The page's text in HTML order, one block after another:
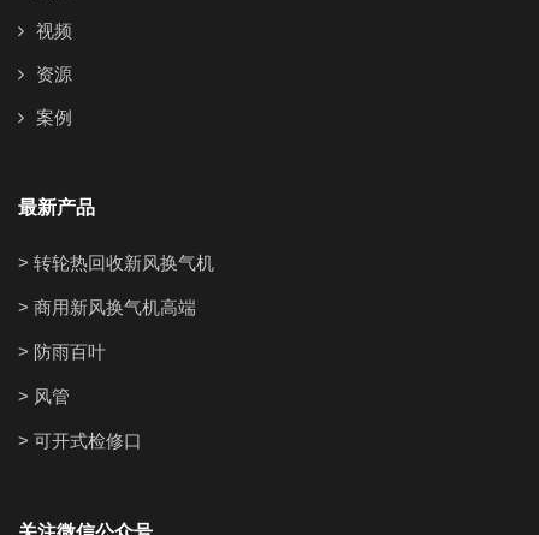
视频
资源
案例
最新产品
> 转轮热回收新风换气机
> 商用新风换气机高端
> 防雨百叶
> 风管
> 可开式检修口